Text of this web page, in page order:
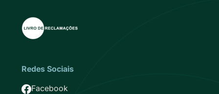
Redes Sociais
Facebook
Imagem